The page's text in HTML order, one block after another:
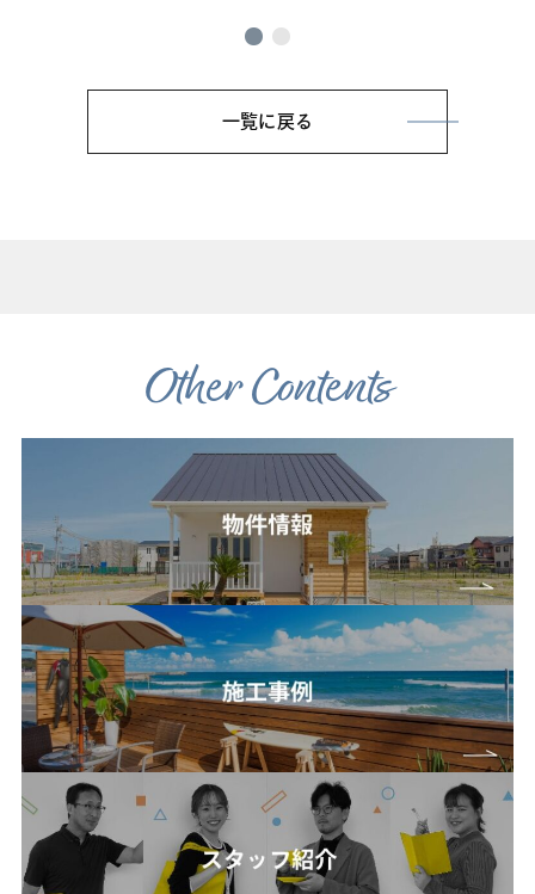
一覧に戻る
Other Contents